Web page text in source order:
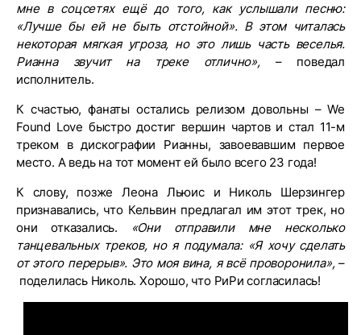
мне в соцсетях ещё до того, как услышали песню:
«Лучше бы ей не быть отстойной». В этом читалась
некоторая мягкая угроза, но это лишь часть веселья.
Рианна
звучит на треке отлично»,– поведал
исполнитель.
К счастью, фанаты остались релизом довольны – We
Found Love быстро достиг вершин чартов и стал 11-м
треком в дискографии Рианны, завоевавшим первое
место. А ведь на тот момент ей было всего 23 года!
К слову, позже Леона Льюис и Николь Шерзингер
признавались, что Кельвин предлагал им этот трек, но
они отказались.
«Они отправили мне
несколько
танцевальных треков, но я подумала: «Я хочу сделать
от этого перерыв». Это моя вина, я всё проворонила»,–
поделилась Николь. Хорошо, что РиРи согласилась!